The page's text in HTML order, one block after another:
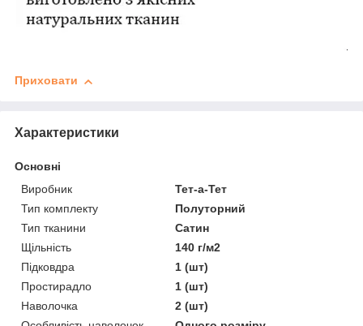
Приховати
Характеристики
Основні
Виробник
Тет-а-Тет
Тип комплекту
Полуторний
Тип тканини
Сатин
Щільність
140 г/м2
Підковдра
1 (шт)
Простирадло
1 (шт)
Наволочка
2 (шт)